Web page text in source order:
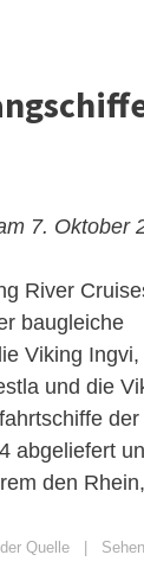
7. Oktober
River
baugleiche
Viking
und die
abgeliefert
den
Quelle